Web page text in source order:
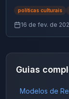
constroem o
políticas culturais
16 de fev. de
Guias
Modelos de